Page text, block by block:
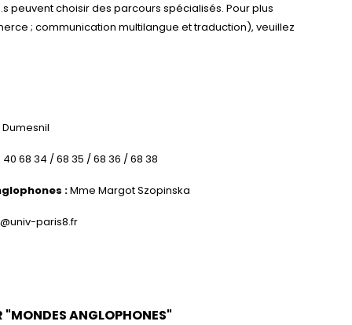
peuvent choisir des parcours spécialisés. Pour plus
; communication multilangue et traduction), veuillez
40 68 34 / 68 35 / 68 36 / 68 38
:Mme Margot Szopinska
paris8.fr
"MONDES ANGLOPHONES"